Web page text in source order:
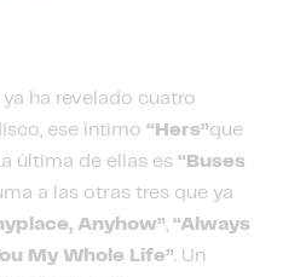
ya ha revelado cuatro
ese íntimo “Hers”que
última de ellas es “Buses
a las otras tres que ya
Anyhow”, “Always
My Whole Life”. Un